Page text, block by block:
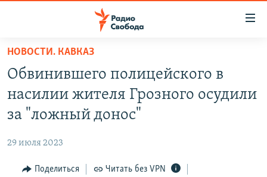
упрощенного
доступа
основному
Вернутся
ПРОГРАММЫ
АВТОРСКИЕ ПРОЕКТЫ
МНЕНИЯ
КУЛЬТУРА
НОВОСТИ. КАВКАЗ
Обвинившего полицейского в
насилии жителя Грозного осудили
за "ложный донос"
29 июля 2023
Поделиться Читать без VPN